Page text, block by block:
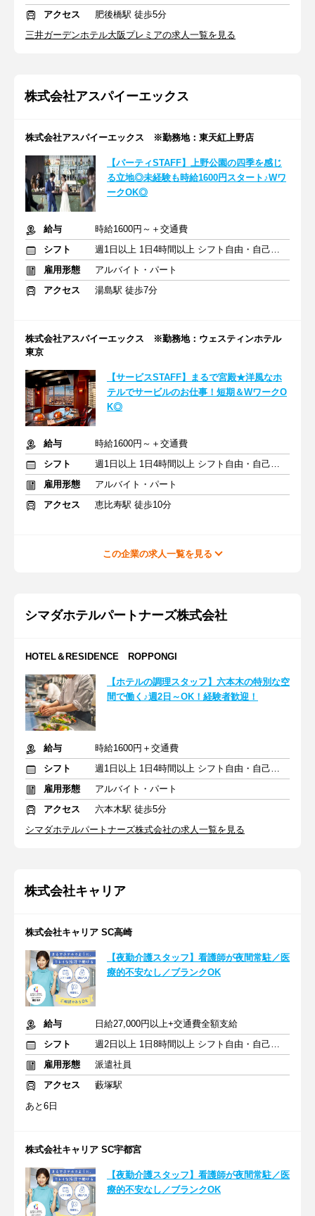
アクセス
肥後橋駅 徒歩5分
三井ガーデンホテル大阪プレミアの求人一覧を見る
株式会社アスパイーエックス
株式会社アスパイーエックス ※勤務地：東天紅上野店
【パーティSTAFF】上野公園の四季を感じ
る立地◎未経験も時給1600円スタート♪Wワ
ークOK◎
給与
時給1600円～＋交通費
シフト
週1日以上 1日4時間以上 シフト自由・自己申告
雇用形態
アルバイト・パート
アクセス
湯島駅 徒歩7分
株式会社アスパイーエックス ※勤務地：ウェスティンホテル
東京
【サービスSTAFF】まるで宮殿★洋風なホ
テルでサービルのお仕事！短期＆WワークO
K◎
給与
時給1600円～＋交通費
シフト
週1日以上 1日4時間以上 シフト自由・自己申告
雇用形態
アルバイト・パート
アクセス
恵比寿駅 徒歩10分
この企業の求人一覧を見る
シマダホテルパートナーズ株式会社
HOTEL＆RESIDENCE ROPPONGI
【ホテルの調理スタッフ】六本木の特別な空
間で働く♪週2日～OK！経験者歓迎！
給与
時給1600円＋交通費
シフト
週1日以上 1日4時間以上 シフト自由・自己申告
雇用形態
アルバイト・パート
アクセス
六本木駅 徒歩5分
シマダホテルパートナーズ株式会社の求人一覧を見る
株式会社キャリア
株式会社キャリア SC高崎
【夜勤介護スタッフ】看護師が夜間常駐／医
療的不安なし／ブランクOK
給与
日給27,000円以上+交通費全額支給
シフト
週2日以上 1日8時間以上 シフト自由・自己申告
雇用形態
派遣社員
アクセス
藪塚駅
あと6日
株式会社キャリア SC宇都宮
【夜勤介護スタッフ】看護師が夜間常駐／医
療的不安なし／ブランクOK